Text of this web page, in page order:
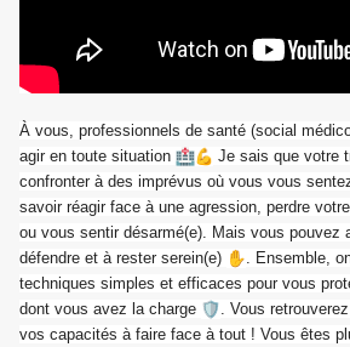
À vous, professionnels de santé (social
agir en toute situation
Je sais que votre
confronter à des imprévus où vous vous
savoir réagir face à une agression, perdre
ou vous sentir désarmé(e). Mais vous pouvez
défendre et à rester serein(e)
. Ensemble,
techniques simples et efficaces pour vous
dont vous avez la charge
. Vous
vos capacités à faire face à tout ! Vous êtes